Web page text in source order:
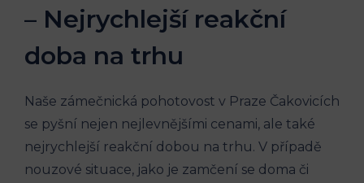
– Nejrychlejší reakční
doba na trhu
Naše zámečnická pohotovost v Praze Čakovicích
se pyšní nejen nejlevnějšími cenami, ale také
nejrychlejší reakční dobou na trhu. V případě
nouzové situace, jako je zamčení se doma či